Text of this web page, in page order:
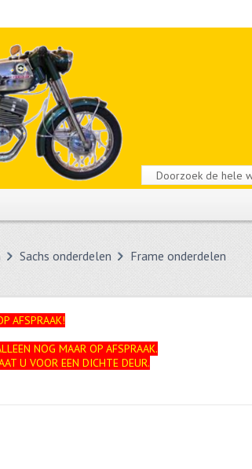
Sachs onderdelen Frame onderdelen
AFSPRAAK!
NOG MAAR OP AFSPRAAK.
U VOOR EEN DICHTE DEUR.